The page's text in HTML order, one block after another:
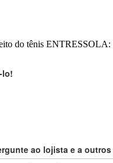
do tênis
lo!
ao lojista e a